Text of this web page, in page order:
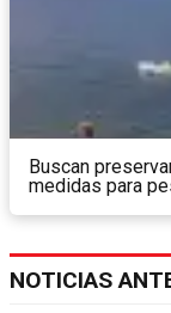
Buscan
medidas para
NOTICIAS